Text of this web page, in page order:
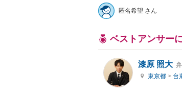
匿名希望 さん
ベストアンサー
漆原 照大
東京都 > 台